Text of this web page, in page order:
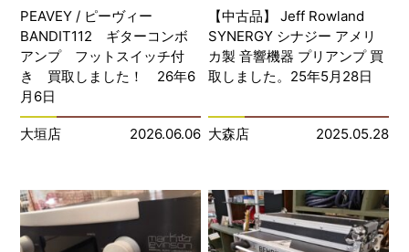
PEAVEY / ピーヴィー
BANDIT112 ギターコンボ
アンプ フットスイッチ付
き 買取しました！ 26年6
月6日
大垣店 2026.06.06
【中古品】 Jeff Rowland
SYNERGY シナジー アメリ
カ製 音響機器 プリアンプ 買
取しました。25年5月28日
大森店 2025.05.28